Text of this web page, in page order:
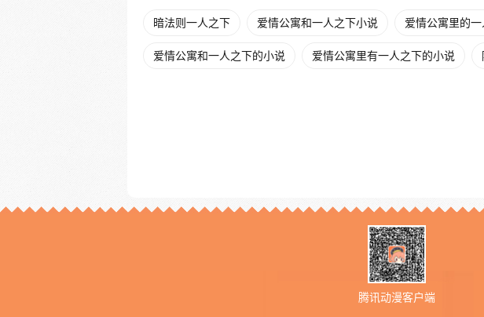
暗法则一人之下 爱情公寓和一人之下小说 爱情公寓里的
爱情公寓和一人之下的小说 爱情公寓里有一人之下的小说
腾讯动漫客户端